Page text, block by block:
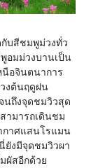
บสีชมพูม่วงทั่ว
อมม่วงบานเป็น
นือจินตนาการ
งต้นฤดูฝน
นถึงจุดชมวิวสุด
ามารถเดินชม
กาศแสนโรแมน
ยังมีจุดชมวิวผา
ผัสอีกด้วย